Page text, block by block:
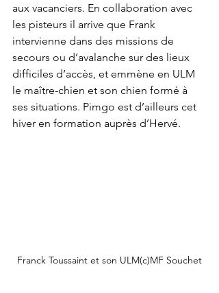
aux vacanciers. En collaboration avec
les pisteurs il arrive que Frank
intervienne dans des missions de
secours ou d’avalanche sur des lieux
difficiles d’accès, et emmène en ULM
le maître-chien et son chien formé à
ses situations. Pimgo est d’ailleurs cet
hiver en formation auprès d’Hervé.
Franck Toussaint et son ULM(c)MF Souchet